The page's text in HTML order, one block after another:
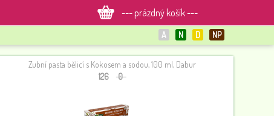
--- prázdný košík ---
A N D NP
Zubní pasta bělicí s Kokosem a sodou, 100 ml, Dabur
126 0